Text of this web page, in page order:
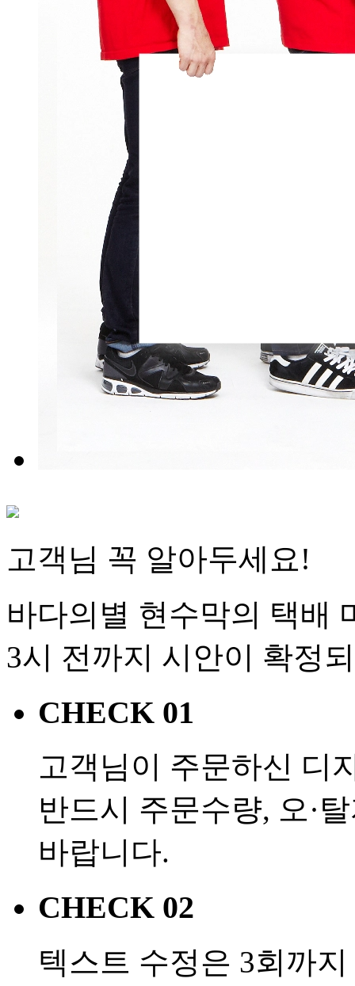
고객님 꼭 알아두세요!
바다의별 현수막의 택배
3시 전까지 시안이 확정
CHECK 01
고객님이 주문하신 디
반드시 주문수량, 오·
바랍니다.
CHECK 02
텍스트 수정은 3회까